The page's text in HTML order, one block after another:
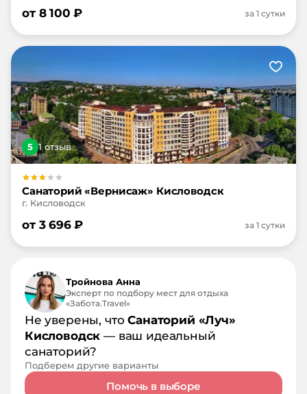
от 8 100 ₽ за 1 сутки
5 1отзыв
Санаторий «Вернисаж» Кисловодск
г. Кисловодск
от 3 696₽ за 1 сутки
Тройнова Анна
Эксперт по подбору мест для отдыха
«Забота.Travel»
Не уверены, чтоСанаторий «Луч»
Кисловодск — ваш идеальный
санаторий?
Подберем другие варианты
Помочь в выборе